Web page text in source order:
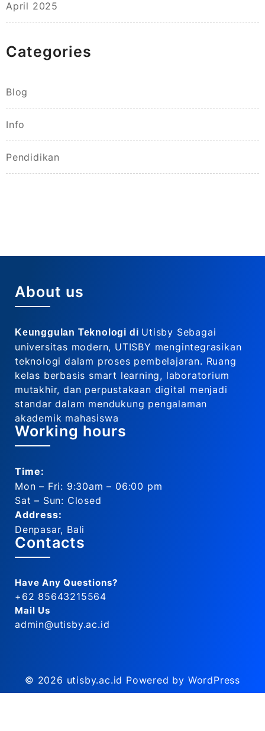
April 2025
Categories
Blog
Info
Pendidikan
About us
Keunggulan Teknologi di Utisby Sebagai
universitas modern, UTISBY mengintegrasikan
teknologi dalam proses pembelajaran. Ruang
kelas berbasis smart learning, laboratorium
mutakhir, dan perpustakaan digital menjadi
standar dalam mendukung pengalaman
akademik mahasiswa
Working hours
Time:
Mon – Fri: 9:30am – 06:00 pm
Sat – Sun: Closed
Address:
Denpasar, Bali
Contacts
Have Any Questions?
+62 85643215564
Mail Us
admin@utisby.ac.id
© 2026 utisby.ac.id Powered by WordPress